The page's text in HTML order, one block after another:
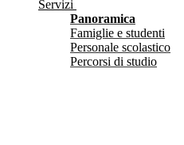
Servizi
Panoramica
Famiglie e studenti
Personale scolastico
Percorsi di studio